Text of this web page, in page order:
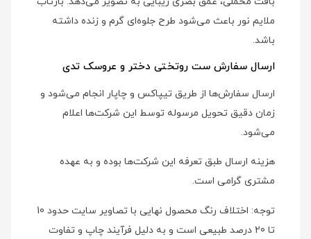
ملایم نور باعث می‌شود طرح جلوه‌ای گرم و زنده داشته
باشد.
ارسال سفارش ست روتختی دختر و عروسک تدی
ارسال سفارش‌ها از طریق تیپاکس و چاپار انجام می‌شود و
زمان دقیق تحویل مرسوله توسط این شرکت‌ها اعلام
می‌شود.
هزینه ارسال طبق تعرفه این شرکت‌ها بوده و به عهده
مشتری گرامی است.
توجه: اختلاف رنگ محصول نهایی با تصاویر سایت حدود 10
تا 20 درصد طبیعی است و به دلیل فرآیند چاپ و تفاوت